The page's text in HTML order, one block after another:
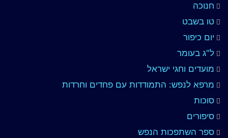
חנוכה
טו בשבט
יום כיפור
ל"ג בעומר
מועדים וחגי ישראל
מרפא לנפש: התמודדות עם פחדים וחרדות
סוכות
סיפורים
ספר השתפכות הנפש